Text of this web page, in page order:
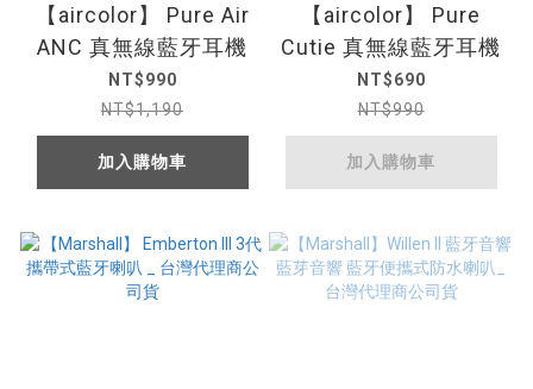
【aircolor】 Pure Air
ANC 真無線藍牙耳機
NT$990
NT$1,190
加入購物車
【aircolor】 Pure
Cutie 真無線藍牙耳機
NT$690
NT$990
加入購物車